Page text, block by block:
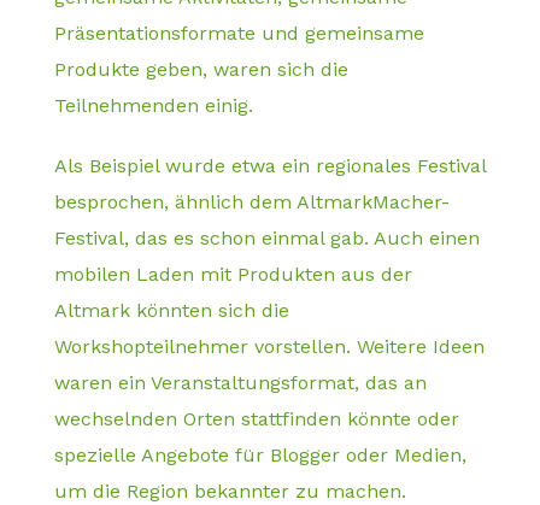
Präsentationsformate und gemeinsame
Produkte geben, waren sich die
Teilnehmenden einig.
Als Beispiel wurde etwa ein regionales Festival
besprochen, ähnlich dem AltmarkMacher-
Festival, das es schon einmal gab. Auch einen
mobilen Laden mit Produkten aus der
Altmark könnten sich die
Workshopteilnehmer vorstellen. Weitere Ideen
waren ein Veranstaltungsformat, das an
wechselnden Orten stattfinden könnte oder
spezielle Angebote für Blogger oder Medien,
um die Region bekannter zu machen.